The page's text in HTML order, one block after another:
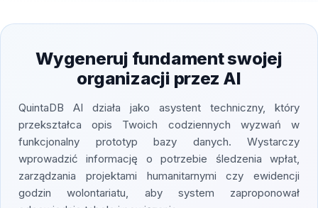
Wygeneruj fundament swojej
organizacji przez AI
QuintaDB AI działa jako asystent techniczny, który
przekształca opis Twoich codziennych wyzwań w
funkcjonalny prototyp bazy danych. Wystarczy
wprowadzić informację o potrzebie śledzenia wpłat,
zarządzania projektami humanitarnymi czy ewidencji
godzin wolontariatu, aby system zaproponował